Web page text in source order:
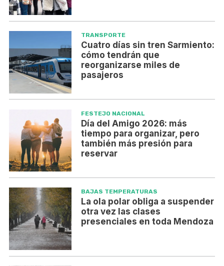
TRANSPORTE
Cuatro días sin tren Sarmiento:
cómo tendrán que
reorganizarse miles de
pasajeros
FESTEJO NACIONAL
Día del Amigo 2026: más
tiempo para organizar, pero
también más presión para
reservar
BAJAS TEMPERATURAS
La ola polar obliga a suspender
otra vez las clases
presenciales en toda Mendoza